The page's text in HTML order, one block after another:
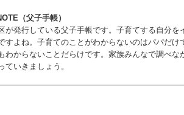
（父子手帳）
が発行している父子手帳です。子育てする自分を
すよね。子育てのことがわからないのはパパだけ
わからないことだらけです。家族みんなで調べな
ていきましょう。